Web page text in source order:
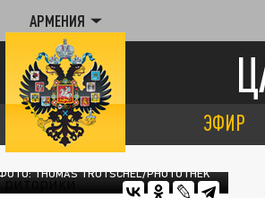
АРМЕНИЯ
ЭФИР
THOMAS TRUTSCHEL/PHOTOTHEK